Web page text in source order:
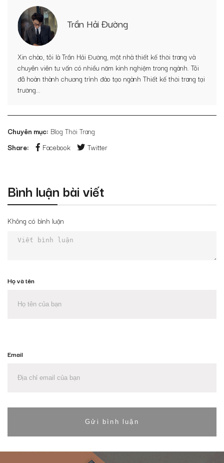
Trần Hải Đường
Xin chào, tôi là Trần Hải Đường, một nhà thiết kế thời trang và
chuyên viên tư vấn có nhiều năm kinh nghiệm trong ngành. Tôi
đã hoàn thành chương trình đào tạo ngành Thiết kế thời trang tại
trường...
Chuyên mục: Blog Thời Trang
Share:
Facebook Twitter
Bình luận bài viết
Không có bình luận
Họ và tên
Email